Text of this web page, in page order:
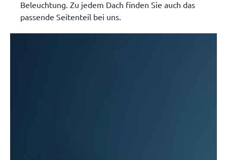
Beleuchtung. Zu jedem Dach finden Sie auch das
passende Seitenteil bei uns.